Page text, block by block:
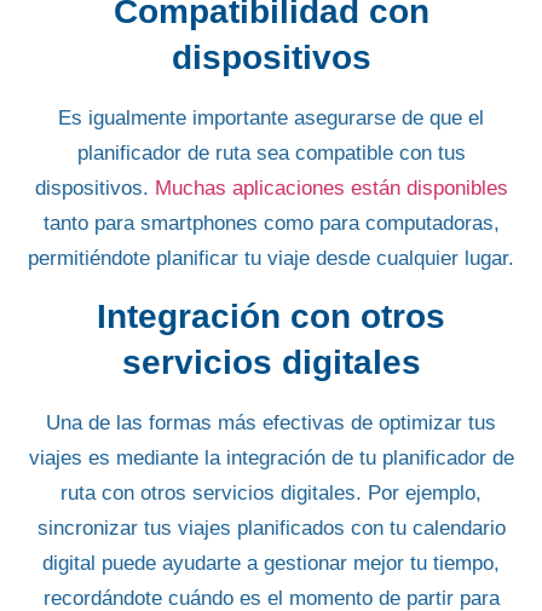
Compatibilidad con
dispositivos
Es igualmente importante asegurarse de que el
planificador de ruta sea compatiblecon tus
dispositivos. Muchas aplicaciones están disponibles
tanto para smartphones como para computadoras,
permitiéndote planificar tu viaje desde cualquier lugar.
Integración con otros
servicios digitales
Una de las formas más efectivas de optimizar tus
viajes es mediante la integración de tu planificador de
ruta con otros servicios digitales. Por ejemplo,
sincronizar tus viajes planificados con tu calendario
digital puede ayudarte a gestionar mejor tu tiempo,
recordándote cuándo es el momento de partir para